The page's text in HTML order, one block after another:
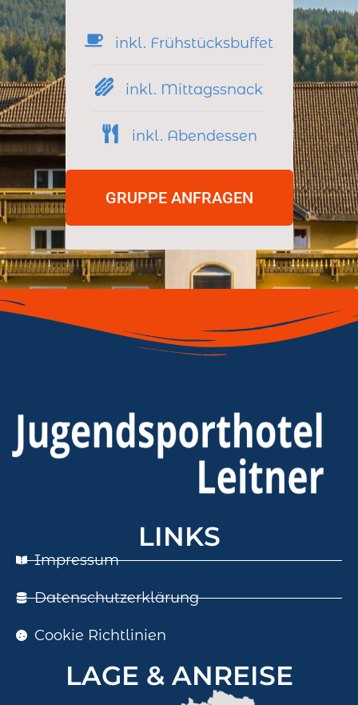
inkl. Frühstücksbuffet
inkl. Mittagssnack
inkl. Abendessen
GRUPPE ANFRAGEN
LINKS
Impressum
Datenschutzerklärung
Cookie Richtlinien
LAGE & ANREISE